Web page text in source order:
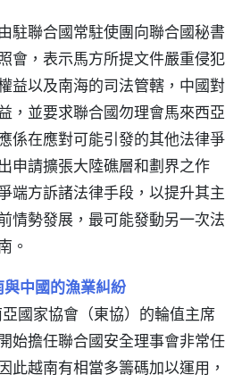
駐聯合國常駐使團向聯合國秘書
會，表示馬方所提文件嚴重侵犯
益以及南海的司法管轄，中國對
，並要求聯合國勿理會馬來西亞
係在應對可能引發的其他法律爭
申請擴張大陸礁層和劃界之作
端方訴諸法律手段，以提升其主
情勢發展，最可能發動另一次法
。
與中國的漁業糾紛
國家協會（東協）的輪值主席
始擔任聯合國安全理事會非常任
此越南有相當多籌碼加以運用，